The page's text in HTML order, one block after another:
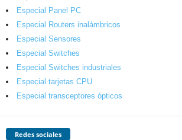
Especial Panel PC
Especial Routers inalámbricos
Especial Sensores
Especial Switches
Especial Switches industriales
Especial tarjetas CPU
Especial transceptores ópticos
Redes sociales